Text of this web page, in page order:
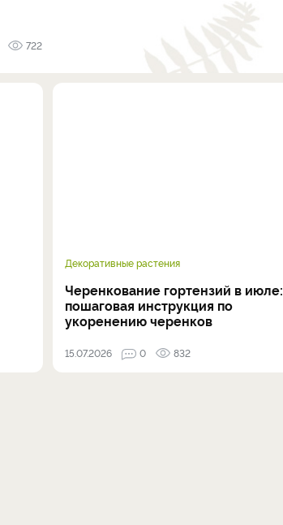
722
Декоративные растения
Черенкование гортензий в июле:
пошаговая инструкция по
укоренению черенков
15.07.2026 0 832